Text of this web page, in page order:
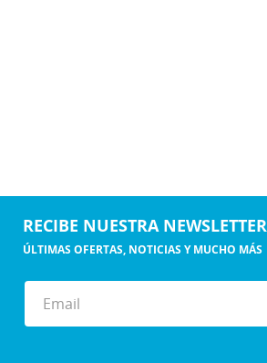
RECIBE NUESTRA NEWSLETTER
ÚLTIMAS OFERTAS, NOTICIAS Y MUCHO MÁS